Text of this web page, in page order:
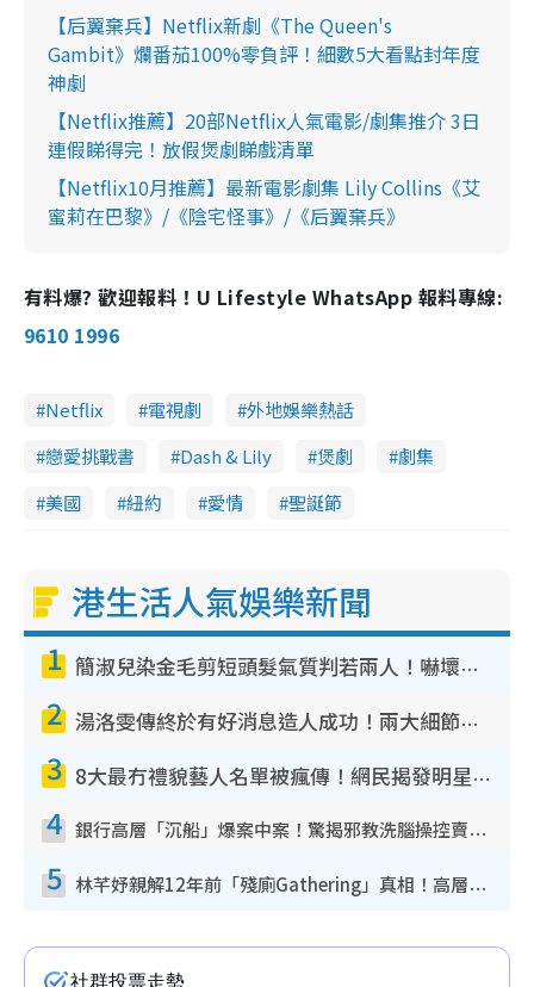
【后翼棄兵】Netflix新劇《The Queen's
Gambit》爛番茄100%零負評！細數5大看點封年度
神劇
【Netflix推薦】20部Netflix人氣電影/劇集推介 3日
連假睇得完！放假煲劇睇戲清單
【Netflix10月推薦】最新電影劇集 Lily Collins《艾
蜜莉在巴黎》/《陰宅怪事》/《后翼棄兵》
有料爆? 歡迎報料！U Lifestyle WhatsApp 報料專線:
9610 1996
Netflix 電視劇
外地娛樂熱話
戀愛挑戰書
Dash & Lily 煲劇
劇集
美國
紐約 愛情 聖誕節
港生活人氣娛樂新聞
1 簡淑兒染金毛剪短頭髮氣質判若兩人！嚇壞老公麥大力都認唔出：「你做咩事？」
2 湯洛雯傳終於有好消息造人成功！兩大細節曝孕味極濃惹猜測：大肚婆先會咁！
3 8大最冇禮貌藝人名單被瘋傳！網民揭發明星真面目 一致數臭呢位係無品天花板？
4 銀行高層「沉船」爆案中案！驚揭邪教洗腦操控賣淫被吞600萬 幕後黑手講多錯多
5 林芊妤親解12年前「殘廁Gathering」真相！高層解約一句話重創尊嚴至今拒返TVB